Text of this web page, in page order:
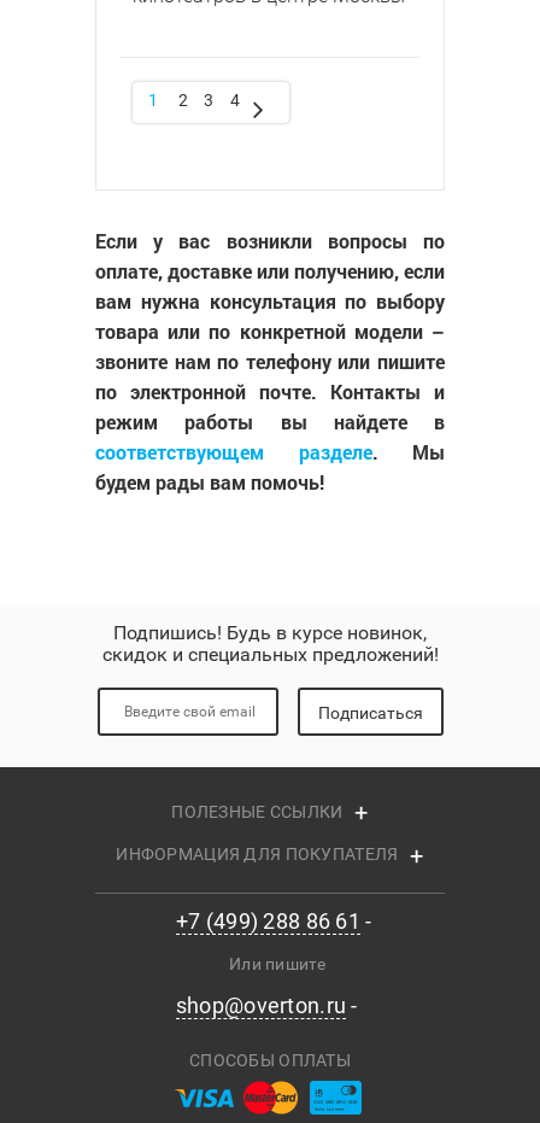
1 2 3 4
Если у вас возникли вопросы по
оплате, доставке или получению, если
вам нужна консультация по выбору
товара или по конкретной модели –
звоните нам по телефону или пишите
по электронной почте. Контакты и
режим работы вы найдете в
соответствующем разделе. Мы
будем рады вам помочь!
Подпишись! Будь в курсе новинок,
скидок и специальных предложений!
Подписаться
ПОЛЕЗНЫЕ ССЫЛКИ
ИНФОРМАЦИЯ ДЛЯ ПОКУПАТЕЛЯ
+7 (499) 288 86 61
Или пишите
shop@overton.ru
СПОСОБЫ ОПЛАТЫ